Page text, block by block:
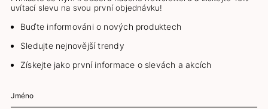
uvítací slevu na svou první objednávku!
Buďte informováni o nových produktech
Sledujte nejnovější trendy
Získejte jako první informace o slevách a akcích